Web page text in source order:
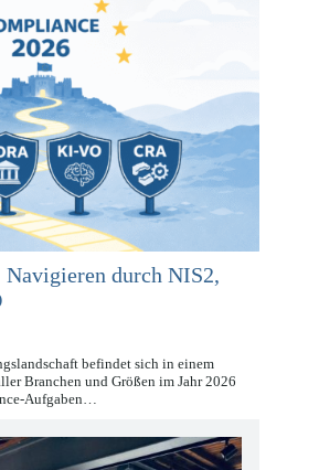
durch NIS2,
befindet sich in einem
Branchen und Größen im Jahr 2026